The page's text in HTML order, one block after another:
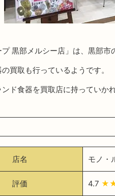
プ 黒部メルシー店」は、黒部市
買取も行っているようです。
ド食器を買取店に持っていか
店名 モノ・
評価 4.7